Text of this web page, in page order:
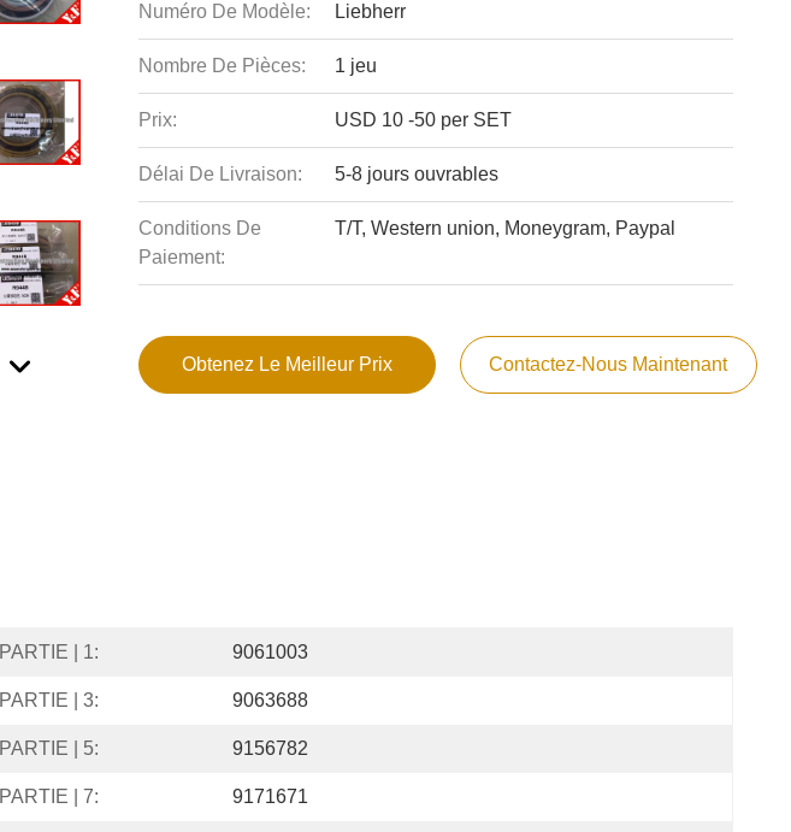
Numéro De Modèle: Liebherr
Nombre De Pièces: 1 jeu
Prix: USD 10 -50 per SET
Délai De Livraison: 5-8 jours ouvrables
Conditions De
Paiement:
T/T, Western union, Moneygram, Paypal
Obtenez Le Meilleur Prix Contactez-Nous Maintenant
PARTIE | 1: 9061003
PARTIE | 3: 9063688
PARTIE | 5: 9156782
PARTIE | 7: 9171671